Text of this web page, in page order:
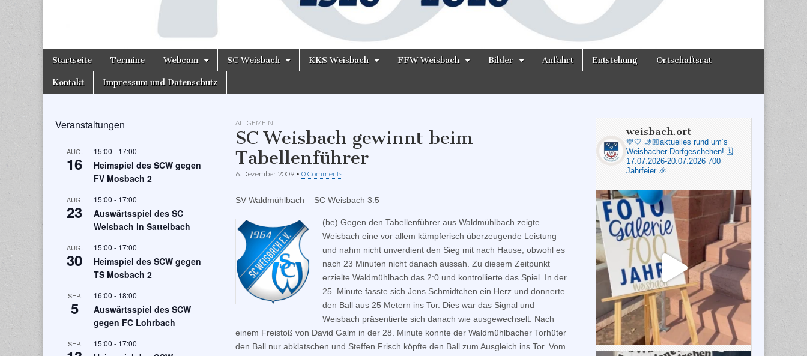
Main
Skip
content
Startseite Termine Webcam SC Weisbach KKS Weisbach FFW Weisbach Bilder Anfahrt Entstehung Ortschaftsrat
Kontakt Impressum und Datenschutz
ALLGEMEIN
SC Weisbach gewinnt beim
Tabellenführer
6. Dezember 2009 • 0 Comments
SV Waldmühlbach – SC Weisbach 3:5
(be) Gegen den Tabellenführer aus Waldmühlbach zeigte
Weisbach eine vor allem kämpferisch überzeugende Leistung
und nahm nicht unverdient den Sieg mit nach Hause, obwohl es
nach 23 Minuten nicht danach aussah. Zu diesem Zeitpunkt
erzielte Waldmühlbach das 2:0 und kontrollierte das Spiel. In der
25. Minute fasste sich Jens Schmidtchen ein Herz und donnerte
den Ball aus 25 Metern ins Tor. Dies war das Signal und
Weisbach präsentierte sich danach wie ausgewechselt. Nach
einem Freistoß von David Galm in der 28. Minute konnte der Waldmühlbacher Torhüter
den Ball nur abklatschen und Steffen Frisch köpfte den Ball zum Ausgleich ins Tor. Vom
Veranstaltungen
AUG.
16
15:00 - 17:00
Heimspiel des SCW gegen
FV Mosbach 2
AUG.
23
15:00 - 17:00
Auswärtsspiel des SC
Weisbach in Sattelbach
AUG.
30
15:00 - 17:00
Heimspiel des SCW gegen
TS Mosbach 2
SEP.
5
16:00 - 18:00
Auswärtsspiel des SCW
gegen FC Lohrbach
SEP. 15:00 - 17:00
weisbach.ort
💙🤍 🤳🏼aktuelles rund um‘s
Weisbacher Dorfgeschehen! 🗓️
17.07.2026-20.07.2026 700
Jahrfeier 🎉